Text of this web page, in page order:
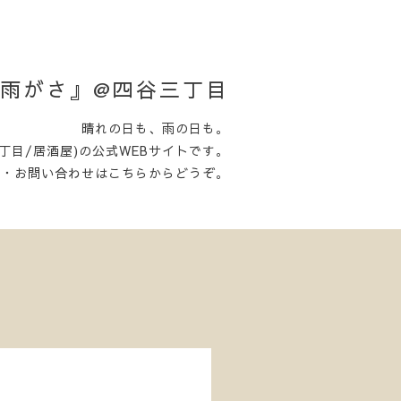
さ』@四谷三丁目
晴れの日も、雨の日も。
目/居酒屋)の公式WEBサイトです。
お問い合わせはこちらからどうぞ。